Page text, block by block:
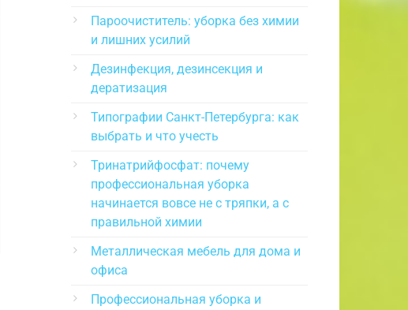
Пароочиститель: уборка без химии
и лишних усилий
Дезинфекция, дезинсекция и
дератизация
Типографии Санкт-Петербурга: как
выбрать и что учесть
Тринатрийфосфат: почему
профессиональная уборка
начинается вовсе не с тряпки, а с
правильной химии
Металлическая мебель для дома и
офиса
Профессиональная уборка и